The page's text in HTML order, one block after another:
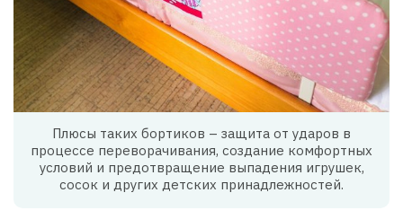
Плюсы таких бортиков – защита от ударов в
процессе переворачивания, создание комфортных
условий и предотвращение выпадения игрушек,
сосок и других детских принадлежностей.